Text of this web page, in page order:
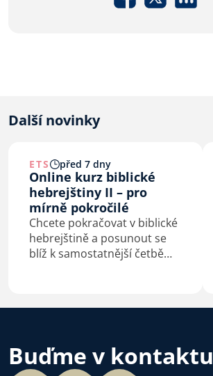
Další novinky
ETS před 7 dny
Online kurz biblické
hebrejštiny II – pro
mírně pokročilé
Chcete pokračovat v biblické
hebrejštině a posunout se
blíž k samostatnější četbě
Buďme v kontaktu